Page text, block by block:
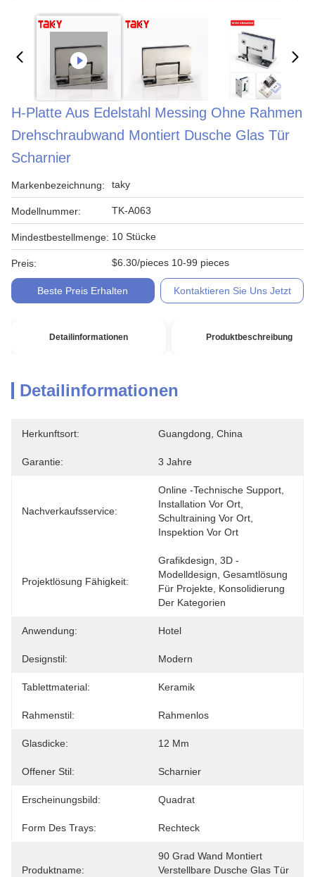
H-Platte Aus Edelstahl Messing Ohne Rahmen
Drehschraubwand Montiert Dusche Glas Tür
Scharnier
Markenbezeichnung: taky
Modellnummer: TK-A063
Mindestbestellmenge: 10 Stücke
Preis: $6.30/pieces 10-99 pieces
Beste Preis Erhalten Kontaktieren Sie Uns Jetzt
Detailinformationen Produktbeschreibung
Detailinformationen
Herkunftsort: Guangdong, China
Garantie: 3 Jahre
Nachverkaufsservice:
Online -technische Support,
Installation Vor Ort,
Schultraining Vor Ort,
Inspektion Vor Ort
Projektlösung Fähigkeit:
Grafikdesign, 3D -
Modelldesign, Gesamtlösung
Für Projekte, Konsolidierung
Der Kategorien
Anwendung: Hotel
Designstil: Modern
Tablettmaterial: Keramik
Rahmenstil: Rahmenlos
Glasdicke: 12 Mm
Offener Stil: Scharnier
Erscheinungsbild: Quadrat
Form Des Trays: Rechteck
Produktname:
90 Grad Wand Montiert
Verstellbare Dusche Glas Tür